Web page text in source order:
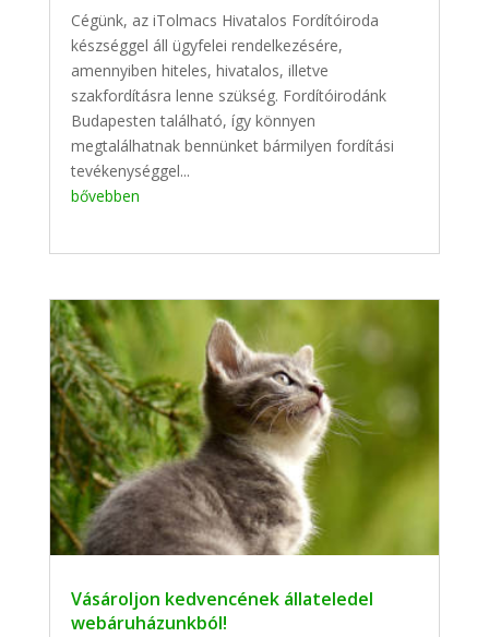
Cégünk, az iTolmacs Hivatalos Fordítóiroda
készséggel áll ügyfelei rendelkezésére,
amennyiben hiteles, hivatalos, illetve
szakfordításra lenne szükség. Fordítóirodánk
Budapesten található, így könnyen
megtalálhatnak bennünket bármilyen fordítási
tevékenységgel...
bővebben
Vásároljon kedvencének állateledel
webáruházunkból!